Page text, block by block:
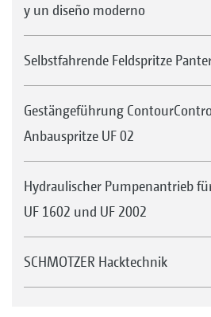
y un diseño moderno
Selbstfahrende Feldspritze
Gestängeführung
Anbauspritze UF 02
Hydraulischer Pumpenantrieb
UF 1602 und UF 2002
SCHMOTZER Hacktechnik